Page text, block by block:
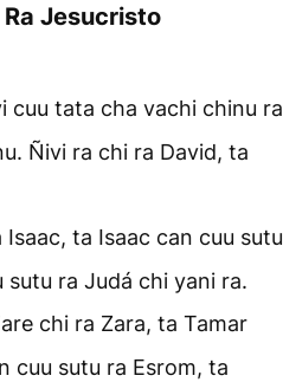
Jesucristo
cuu tata cha vachi chinu ra
Ñivi ra chi ra David, ta
ta Isaac can cuu sutu
ra Judá chi yani ra.
chi ra Zara, ta Tamar
cuu sutu ra Esrom, ta